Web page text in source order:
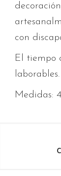
con
El tiempo
laborables.
Medidas: